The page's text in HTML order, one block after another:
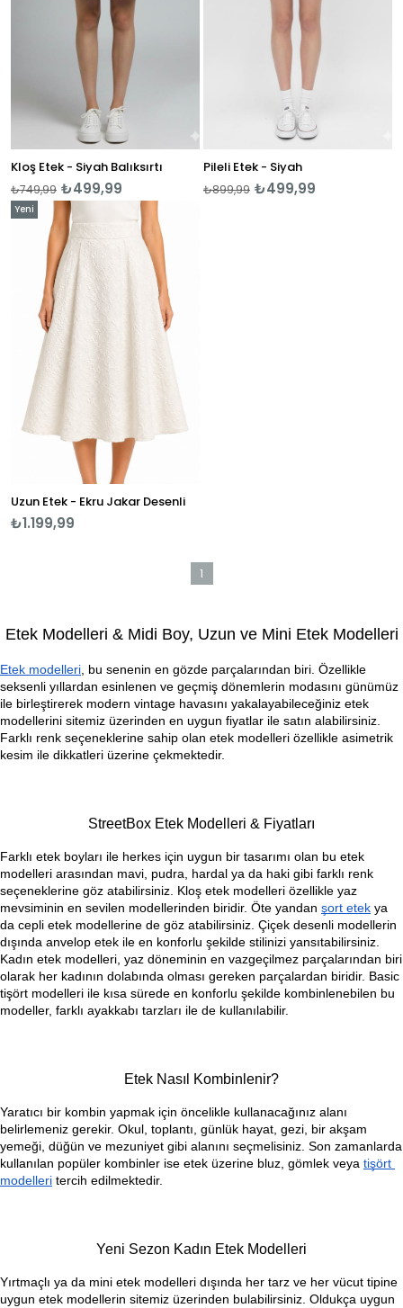
Kloş Etek - Siyah Balıksırtı
₺499,99
₺749,99
Pileli Etek - Siyah
₺499,99
₺899,99
Uzun Etek - Ekru Jakar Desenli
₺1.199,99
Yeni
1
Etek Modelleri & Midi Boy, Uzun ve Mini Etek Modelleri
Etek modelleri , bu senenin en gözde parçalarından biri. Özellikle
seksenli yıllardan esinlenen ve geçmiş dönemlerin modasını günümüz
ile birleştirerek modern vintage havasını yakalayabileceğiniz etek
modellerini sitemiz üzerinden en uygun fiyatlar ile satın alabilirsiniz.
Farklı renk seçeneklerine sahip olan etek modelleri özellikle asimetrik
kesim ile dikkatleri üzerine çekmektedir.
StreetBox Etek Modelleri & Fiyatları
Farklı etek boyları ile herkes için uygun bir tasarımı olan bu etek
modelleri arasından mavi, pudra, hardal ya da haki gibi farklı renk
seçeneklerine göz atabilirsiniz. Kloş etek modelleri özellikle yaz
mevsiminin en sevilen modellerinden biridir. Öte yandan şort etek ya
da cepli etek modellerine de göz atabilirsiniz. Çiçek desenli modellerin
Kadın etek modelleri , yaz döneminin en vazgeçilmez parçalarından biri
olarak her kadının dolabında olması gereken parçalardan biridir. Basic
tişört modelleri ile kısa sürede en konforlu şekilde kombinlenebilen bu
modeller, farklı ayakkabı tarzları ile de kullanılabilir.
Etek Nasıl Kombinlenir?
Yaratıcı bir kombin yapmak için öncelikle kullanacağınız alanı
belirlemeniz gerekir. Okul, toplantı, günlük hayat, gezi, bir akşam
yemeği, düğün ve mezuniyet gibi alanını seçmelisiniz. Son zamanlarda
kullanılan popüler kombinler ise etek üzerine bluz, gömlek veya tişört
modelleri tercih edilmektedir.
Yeni Sezon Kadın Etek Modelleri
Yırtmaçlı ya da mini etek modelleri dışında her tarz ve her vücut tipine
uygun etek modellerin sitemiz üzerinden bulabilirsiniz. Oldukça uygun